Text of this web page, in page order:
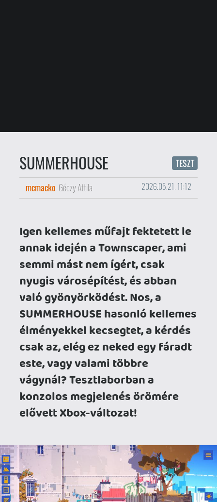
annak idején a Townscaper, ami
nyugis városépítést, és abban
való gyönyörködést. Nos, a
SUMMERHOUSE hasonló kellemes
élményekkel kecsegtet, a kérdés
vágynál? Tesztlaborban a
konzolos megjelenés örömére
elővett Xbox-változat!
Végre konzolokra is eljött a
SUMMERHOUSE, amit sajnálatos módon
kihagytunk a tesztmerítésből a PC-s
Működik-e a játékmenet mondjuk kanapé
és tévé előtt, valamint sikerült-e az
építkezés koncepcióját megfelelően
portolni gampead-re? Lássuk!